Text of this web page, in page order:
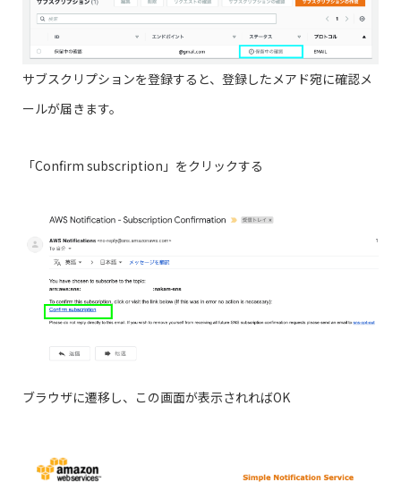
サブスクリプションを登録すると、登録したメアド宛に確認メ
ールが届きます。
「Confirm subscription」をクリックする
ブラウザに遷移し、この画面が表示されればOK